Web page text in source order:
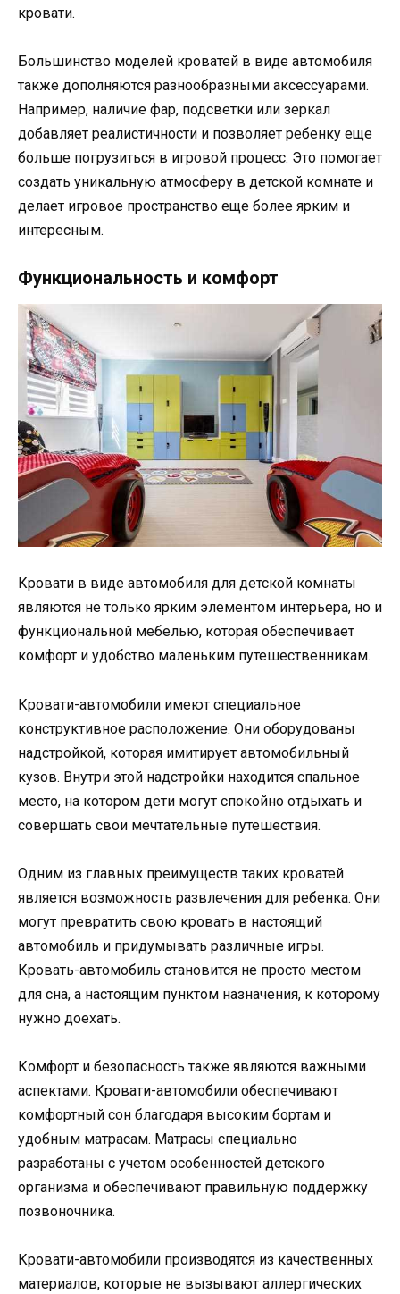
кровати.
Большинство моделей кроватей в виде автомобиля
также дополняются разнообразными аксессуарами.
Например, наличие фар, подсветки или зеркал
добавляет реалистичности и позволяет ребенку еще
больше погрузиться в игровой процесс. Это помогает
создать уникальную атмосферу в детской комнате и
делает игровое пространство еще более ярким и
интересным.
Функциональность и комфорт
Кровати в виде автомобиля для детской комнаты
являются не только ярким элементом интерьера, но и
функциональной мебелью, которая обеспечивает
комфорт и удобство маленьким путешественникам.
Кровати-автомобили имеют специальное
конструктивное расположение. Они оборудованы
надстройкой, которая имитирует автомобильный
кузов. Внутри этой надстройки находится спальное
место, на котором дети могут спокойно отдыхать и
совершать свои мечтательные путешествия.
Одним из главных преимуществ таких кроватей
является возможность развлечения для ребенка. Они
могут превратить свою кровать в настоящий
автомобиль и придумывать различные игры.
Кровать-автомобиль становится не просто местом
для сна, а настоящим пунктом назначения, к которому
нужно доехать.
Комфорт и безопасность также являются важными
аспектами. Кровати-автомобили обеспечивают
комфортный сон благодаря высоким бортам и
удобным матрасам. Матрасы специально
разработаны с учетом особенностей детского
организма и обеспечивают правильную поддержку
позвоночника.
Кровати-автомобили производятся из качественных
материалов, которые не вызывают аллергических